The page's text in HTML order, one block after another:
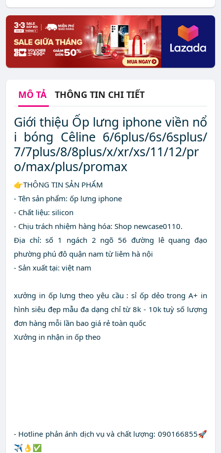
MÔ TẢ THÔNG TIN CHI TIẾT
Giới thiệu Ốp lưng iphone viền nổ
i bóng Cêline 6/6plus/6s/6splus/
7/7plus/8/8plus/x/xr/xs/11/12/pr
o/max/plus/promax
👉THÔNG TIN SẢN PHẨM
- Tên sản phẩm: ốp lưng iphone
- Chất liệu: silicon
- Chịu trách nhiệm hàng hóa: Shop newcase0110.
Địa chỉ: số 1 ngách 2 ngõ 56 đường lê quang đạo
phường phú đô quận nam từ liêm hà nội
- Sản xuất tại: việt nam
xưởng in ốp lưng theo yêu cầu : sỉ ốp dẻo trong A+ in
hình siêu đẹp mẫu đa dạng chỉ từ 8k - 10k tuỳ số lượng
đơn hàng mỗi lần bao giá rẻ toàn quốc
Xưởng in nhận in ốp theo
- Hotline phản ánh dịch vụ và chất lượng: 090166855🚀
✈️👌✅